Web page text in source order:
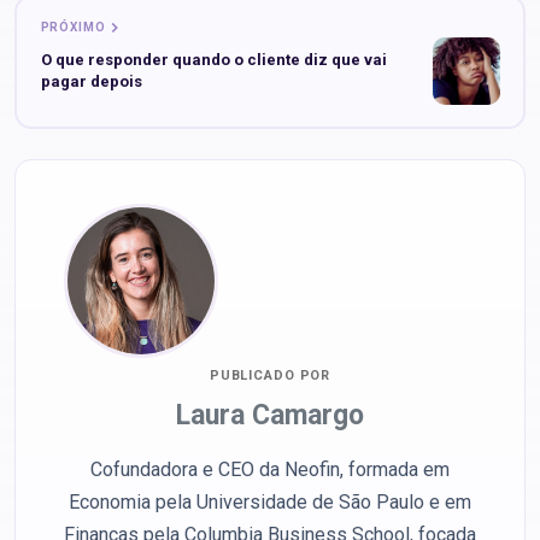
PRÓXIMO
O que responder quando o cliente diz que vai
pagar depois
PUBLICADO POR
Laura Camargo
Cofundadora e CEO da Neofin, formada em
Economia pela Universidade de São Paulo e em
Finanças pela Columbia Business School, focada